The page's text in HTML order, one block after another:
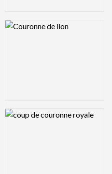
Logo Preview Image
Logo Preview Image